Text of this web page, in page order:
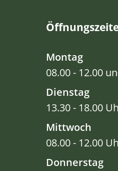
Montag
08.00 - 12.00
Dienstag
13.30 - 18.00
Mittwoch
08.00 - 12.00
Donnerstag